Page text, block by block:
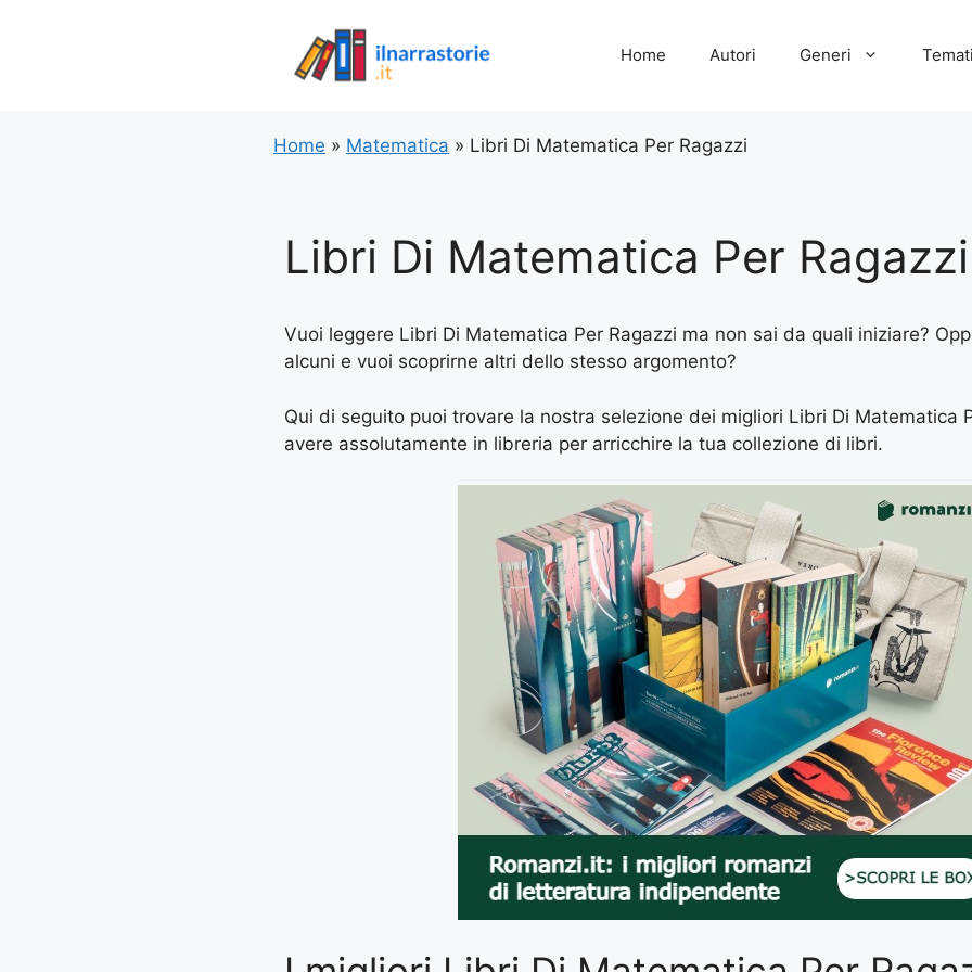
Home Autori Generi
Home » Matematica » Libri Di Matematica Per Ragazzi
Libri Di Matematica Per Ragazzi
Vuoi leggere Libri Di Matematica Per Ragazzi ma non sai da quali iniziare?
alcuni e vuoi scoprirne altri dello stesso argomento?
Qui di seguito puoi trovare la nostra selezione dei migliori Libri Di Matematica
avere assolutamente in libreria per arricchire la tua collezione di libri.